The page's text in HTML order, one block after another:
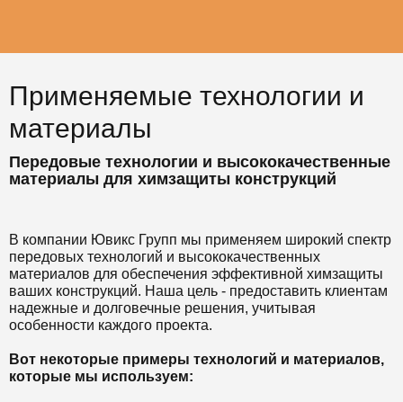
Применяемые технологии и
материалы
Передовые технологии и высококачественные
материалы для химзащиты конструкций
В компании Ювикс Групп мы применяем широкий спектр
передовых технологий и высококачественных
материалов для обеспечения эффективной химзащиты
ваших конструкций. Наша цель - предоставить клиентам
надежные и долговечные решения, учитывая
особенности каждого проекта.
Вот некоторые примеры технологий и материалов,
которые мы используем: